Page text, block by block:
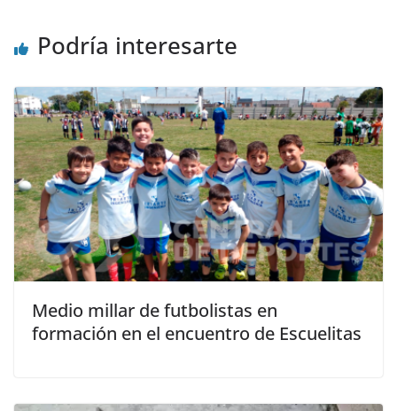
Podría interesarte
Medio millar de futbolistas en
formación en el encuentro de Escuelitas